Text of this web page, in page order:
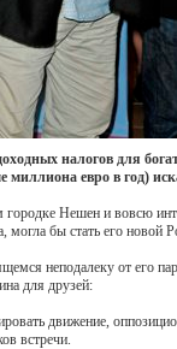
налогов для
евро в год)
Нешен и вовсю
могла бы стать его новой
неподалеку от его
для друзей:
движение,
встречи.